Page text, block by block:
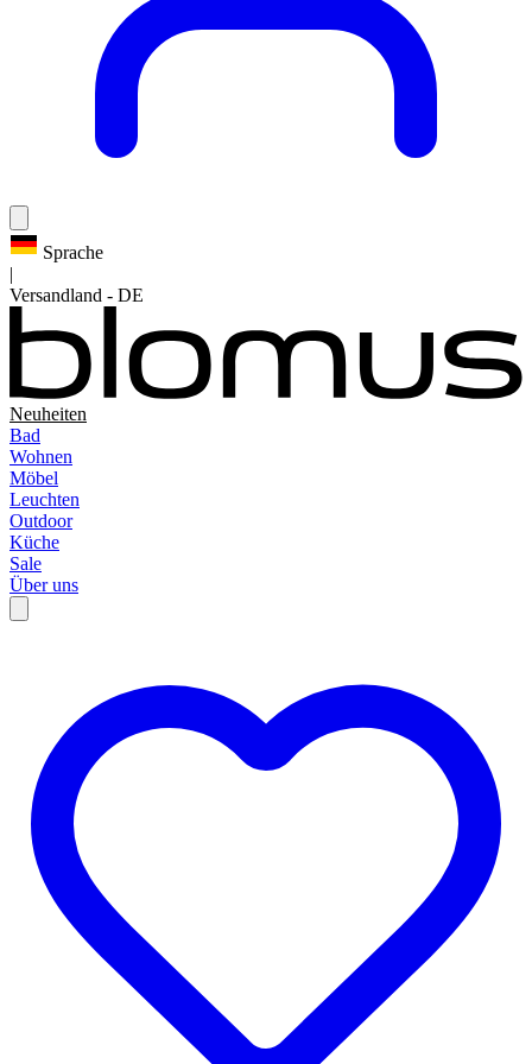
Sprache
|
Versandland - DE
Neuheiten
Bad
Wohnen
Möbel
Leuchten
Outdoor
Küche
Sale
Über uns